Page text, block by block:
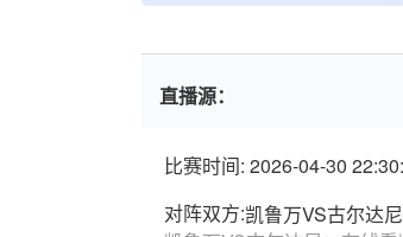
直播源：
比赛时间: 2026-04-30
对阵双方:凯鲁万VS古尔达尼